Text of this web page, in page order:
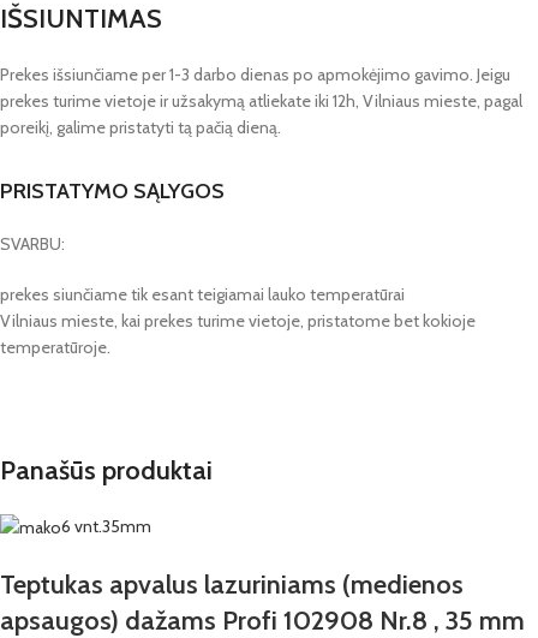
IŠSIUNTIMAS
Prekes išsiunčiame per 1-3 darbo dienas po apmokėjimo gavimo. Jeigu
prekes turime vietoje ir užsakymą atliekate iki 12h, Vilniaus mieste, pagal
poreikį, galime pristatyti tą pačią dieną.
PRISTATYMO SĄLYGOS
SVARBU:
prekes siunčiame tik esant teigiamai lauko temperatūrai
Vilniaus mieste, kai prekes turime vietoje, pristatome bet kokioje
temperatūroje.
Panašūs produktai
6 vnt.35mm
Teptukas apvalus lazuriniams (medienos
apsaugos) dažams Profi 102908 Nr.8 , 35 mm